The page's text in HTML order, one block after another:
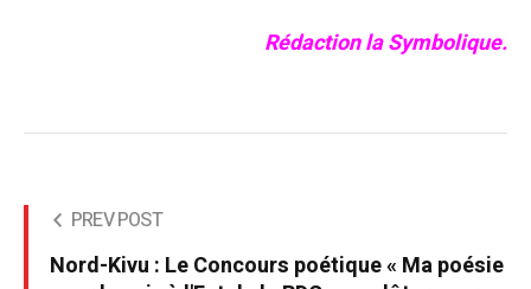
Rédaction la Symbolique.
PREV POST
Nord-Kivu : Le Concours poétique « Ma poésie